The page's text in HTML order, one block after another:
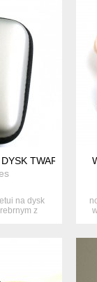
TWARDY
na dysk
z